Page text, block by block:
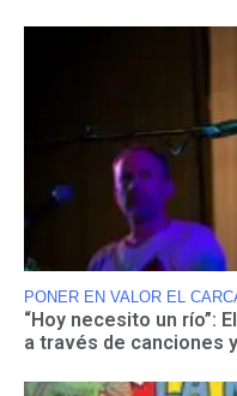
PONER EN VALOR EL
“Hoy necesito un río”:
a través de canciones